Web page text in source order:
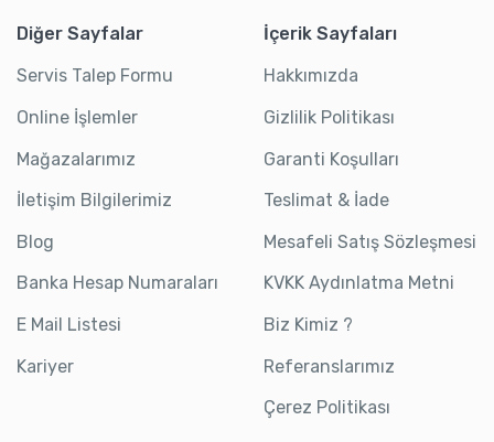
Diğer Sayfalar
Servis Talep Formu
Online İşlemler
Mağazalarımız
İletişim Bilgilerimiz
Blog
Banka Hesap Numaraları
E Mail Listesi
Kariyer
İçerik Sayfaları
Hakkımızda
Gizlilik Politikası
Garanti Koşulları
Teslimat & İade
Mesafeli Satış Sözleşmesi
KVKK Aydınlatma Metni
Biz Kimiz ?
Referanslarımız
Çerez Politikası